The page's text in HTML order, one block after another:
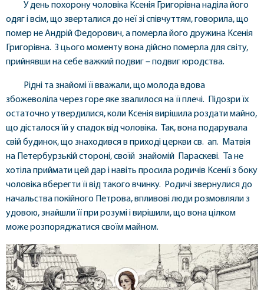
У день похорону чоловіка Ксенія Григорівна наділа його
одяг і всім, що зверталися до неї зі співчуттям, говорила, що
помер не Андрій Федорович, а померла його дружина Ксенія
Григорівна. З цього моменту вона дійсно померла для світу,
прийнявши на себе важкий подвиг – подвиг юродства.
Рідні та знайомі її вважали, що молода вдова
збожеволіла через горе яке звалилося на її плечі. Підозри їх
остаточно утвердилися, коли Ксенія вирішила роздати майно,
що дісталося їй у спадок від чоловіка. Так, вона подарувала
свій будинок, що знаходився в приході церкви св. ап. Матвія
на Петербурзькій стороні, своїй знайомій Параскеві. Та не
хотіла приймати цей дар і навіть просила родичів Ксенії з боку
чоловіка вберегти її від такого вчинку. Родичі звернулися до
начальства покійного Петрова, впливові люди розмовляли з
удовою, знайшли її при розумі і вирішили, що вона цілком
може розпоряджатися своїм майном.